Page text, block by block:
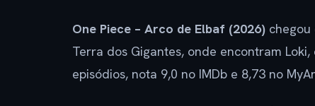
One Piece – Arco de Elbaf (2026) chegou
Terra dos Gigantes, onde encontram
episódios, nota 9,0 no IMDb e 8,73 no